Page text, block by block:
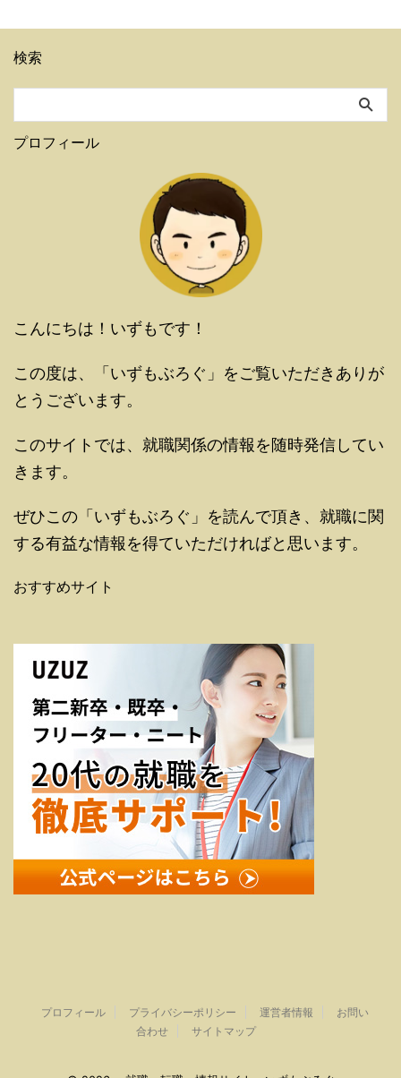
検索
プロフィール
こんにちは！いずもです！
この度は、「いずもぶろぐ」をご覧いただきありが
とうございます。
このサイトでは、就職関係の情報を随時発信してい
きます。
ぜひこの「いずもぶろぐ」を読んで頂き、就職に関
する有益な情報を得ていただければと思います。
おすすめサイト
プロフィール プライバシーポリシー 運営者情報
お問い
合わせ
サイトマップ